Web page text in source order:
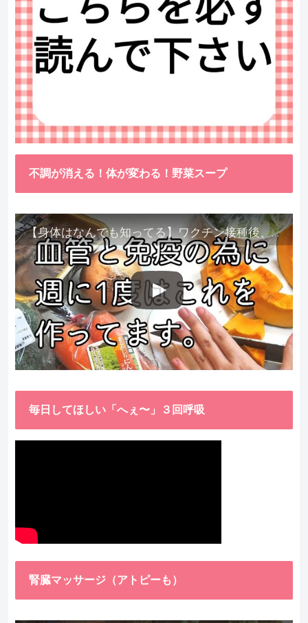
不調が消える！体が変わる！野菜スープ
【身体はなんでも知ってる】ワクチン接種後、異常に食べたくなった野菜が細胞回復に貢献してくれました。
毎日してほしい「へぇ〜」３回呼吸
腎臓マッサージ（アトピーも）